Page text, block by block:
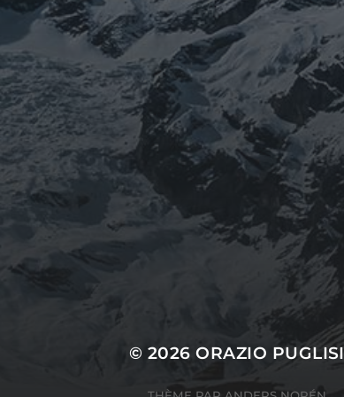
© 2026ORAZIO PUGLISI